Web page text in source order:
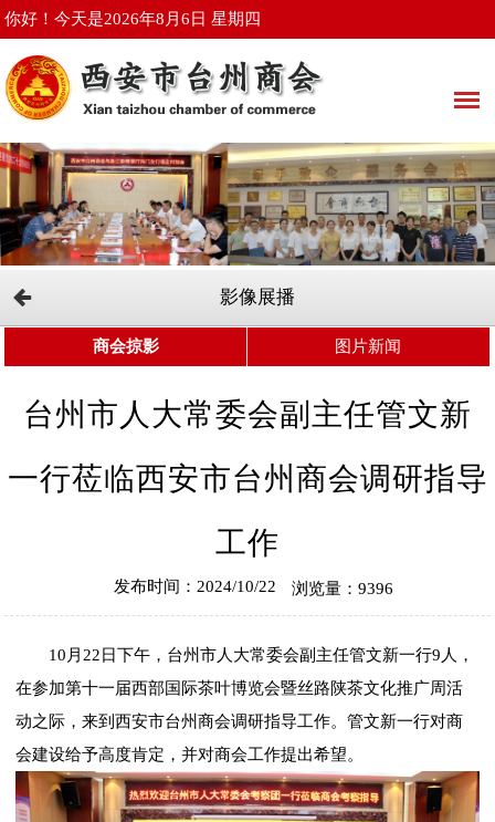
你好！今天是2026年8月6日 星期四
影像展播
商会掠影 图片新闻
台州市人大常委会副主任管文新
一行莅临西安市台州商会调研指导
工作
发布时间：2024/10/22 浏览量：9396
10月22日下午，台州市人大常委会副主任管文新一行9人，
在参加第十一届西部国际茶叶博览会暨丝路陕茶文化推广周活
动之际，来到西安市台州商会调研指导工作。管文新一行对商
会建设给予高度肯定，并对商会工作提出希望。